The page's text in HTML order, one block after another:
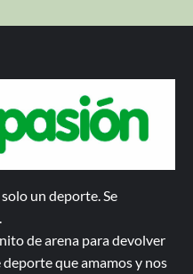
un deporte. Se
de arena para devolver
que amamos y nos